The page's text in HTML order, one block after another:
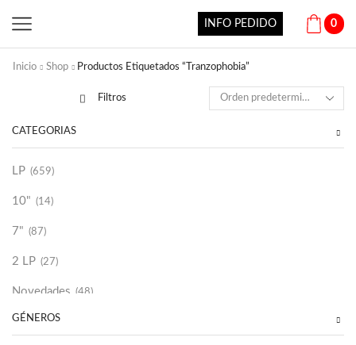
INFO PEDIDO 0
Inicio Shop Productos Etiquetados “Tranzophobia”
Filtros
CATEGORÍAS
LP (659)
10" (14)
7" (87)
2 LP (27)
Novedades (48)
Vinilako (34)
GÉNEROS